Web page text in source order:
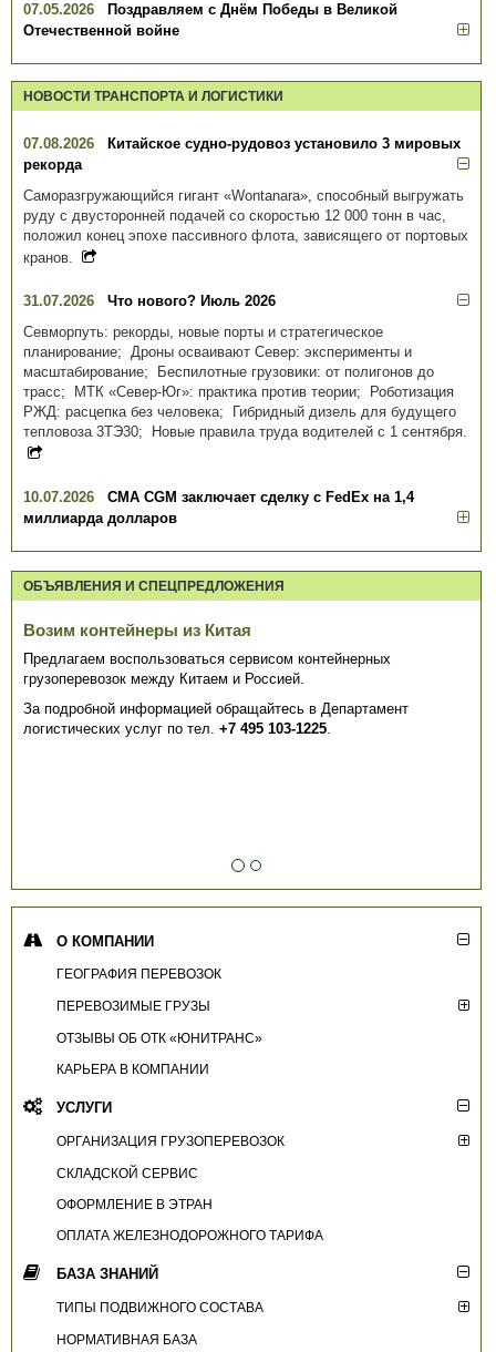
07.05.2026
Поздравляем с Днём Победы в Великой
Отечественной войне
НОВОСТИ ТРАНСПОРТА И ЛОГИСТИКИ
07.08.2026
Китайское судно-рудовоз установило 3 мировых
рекорда
Саморазгружающийся гигант «Wontanara», способный выгружать
руду с двусторонней подачей со скоростью 12 000 тонн в час,
положил конец эпохе пассивного флота, зависящего от портовых
кранов.
31.07.2026
Что нового? Июль 2026
Севморпуть: рекорды, новые порты и стратегическое
планирование; Дроны осваивают Север: эксперименты и
масштабирование; Беспилотные грузовики: от полигонов до
трасс; МТК «Север-Юг»: практика против теории; Роботизация
РЖД: расцепка без человека; Гибридный дизель для будущего
тепловоза 3ТЭ30; Новые правила труда водителей с 1 сентября.
10.07.2026
CMA CGM заключает сделку с FedEx на 1,4
миллиарда долларов
ОБЪЯВЛЕНИЯ И СПЕЦПРЕДЛОЖЕНИЯ
Возим контейнеры из Китая
Предлагаем воспользоваться сервисом контейнерных
грузоперевозок между Китаем и Россией.
За подробной информацией обращайтесь в Департамент
логистических услуг по тел. +7 495 103-1225.
О КОМПАНИИ
ГЕОГРАФИЯ ПЕРЕВОЗОК
ПЕРЕВОЗИМЫЕ ГРУЗЫ
ОТЗЫВЫ ОБ ОТК «ЮНИТРАНС»
КАРЬЕРА В КОМПАНИИ
УСЛУГИ
ОРГАНИЗАЦИЯ ГРУЗОПЕРЕВОЗОК
СКЛАДСКОЙ СЕРВИС
ОФОРМЛЕНИЕ В ЭТРАН
ОПЛАТА ЖЕЛЕЗНОДОРОЖНОГО ТАРИФА
БАЗА ЗНАНИЙ
ТИПЫ ПОДВИЖНОГО СОСТАВА
НОРМАТИВНАЯ БАЗА